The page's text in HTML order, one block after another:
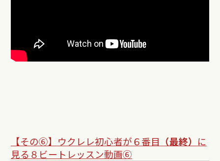
【その⑥】 ウクレレ初心者が６番目 （最終） に
見る８ビートレッスン動画⑥